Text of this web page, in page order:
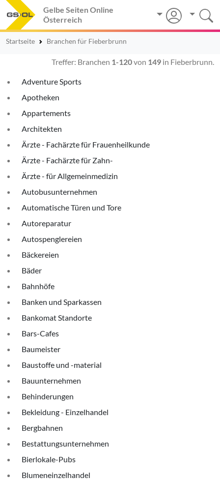
Gelbe Seiten Online
Österreich
Startseite Branchen für Fieberbrunn
Treffer: Branchen 1-120von 149 in Fieberbrunn.
Adventure Sports
Apotheken
Appartements
Architekten
Ärzte - Fachärzte für Frauenheilkunde
Ärzte - Fachärzte für Zahn-
Ärzte - für Allgemeinmedizin
Autobusunternehmen
Automatische Türen und Tore
Autoreparatur
Autospenglereien
Bäckereien
Bäder
Bahnhöfe
Banken und Sparkassen
Bankomat Standorte
Bars-Cafes
Baumeister
Baustoffe und -material
Bauunternehmen
Behinderungen
Bekleidung - Einzelhandel
Bergbahnen
Bestattungsunternehmen
Bierlokale-Pubs
Blumeneinzelhandel